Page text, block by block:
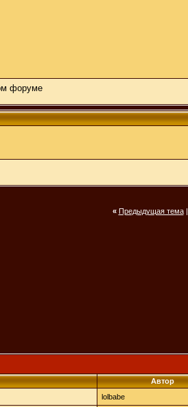
форуме
« Предыдущая тема|
Автор
lolbabe